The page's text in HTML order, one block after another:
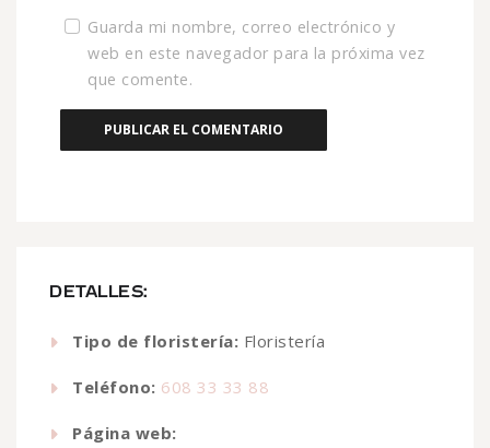
DETALLES:
Tipo de floristería: Floristería
Teléfono: 608 33 33 88
Página web:
Guarda mi nombre, correo electrónico y
web en este navegador para la próxima vez
que comente.